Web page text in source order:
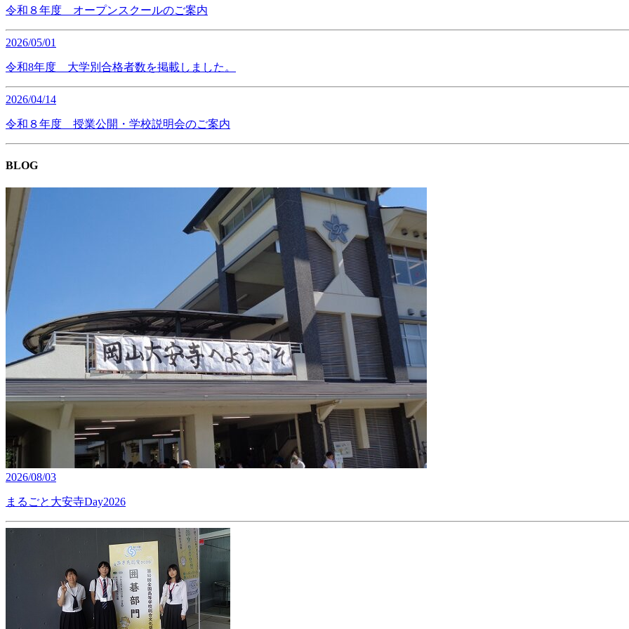
令和８年度 オープンスクールのご案内
2026/05/01
令和8年度 大学別合格者数を掲載しました。
2026/04/14
令和８年度 授業公開・学校説明会のご案内
BLOG
2026/08/03
まるごと大安寺Day2026